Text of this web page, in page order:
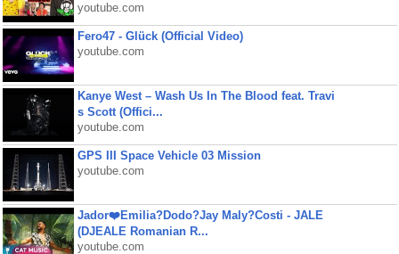
youtube.com
Fero47 - Glück (Official Video)
youtube.com
Kanye West – Wash Us In The Blood feat. Travi
s Scott (Offici...
youtube.com
GPS III Space Vehicle 03 Mission
youtube.com
Jador❤️Emilia?Dodo?Jay Maly?Costi - JALE
(DJEALE Romanian R...
youtube.com